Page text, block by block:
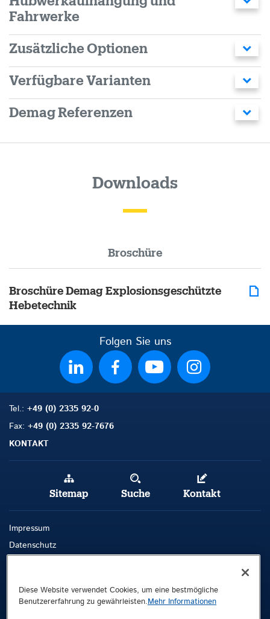
Fahrwerke
Zusätzliche Optionen
Verfügbare Varianten
Demag Referenzen
Downloads
Broschüre
Broschüre Demag Explosionsgeschützte
Hebetechnik
Folgen Sie uns
Tel.: +49 (0) 2335 92-0
Fax: +49 (0) 2335 92-7676
KONTAKT
Impressum
Datenschutz
Sitemap Suche Kontakt
Diese Website verwendet Cookies, um eine bestmögliche
Benutzererfahrung zu gewährleisten.Mehr Informationen